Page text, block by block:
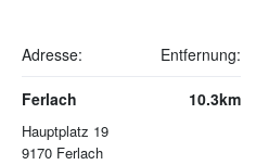
Adresse: Entfernung:
Ferlach
Hauptplatz 19
9170 Ferlach
10.3km